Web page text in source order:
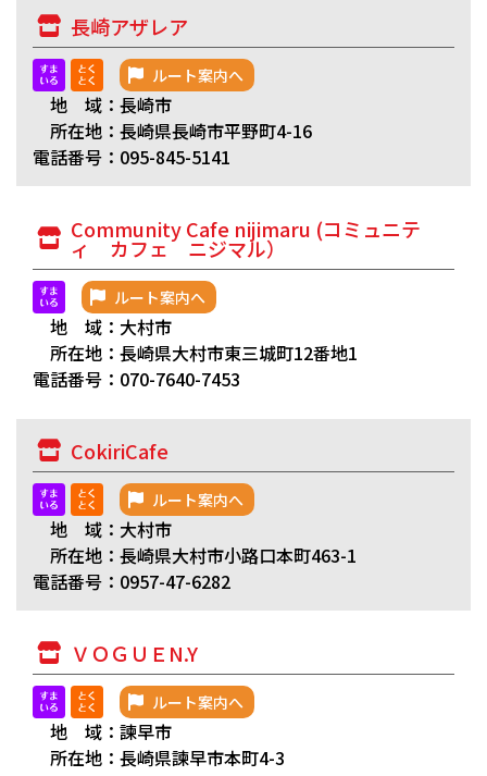
長崎アザレア
ルート案内へ
地 域：長崎市
所在地：長崎県長崎市平野町4-16
電話番号：095-845-5141
Community Cafe nijimaru (コミュニテ
ィ カフェ ニジマル）
ルート案内へ
地 域：大村市
所在地：長崎県大村市東三城町12番地1
電話番号：070-7640-7453
CokiriCafe
ルート案内へ
地 域：大村市
所在地：長崎県大村市小路口本町463-1
電話番号：0957-47-6282
ＶＯＧＵＥN.Y
ルート案内へ
地 域：諫早市
所在地：長崎県諫早市本町4-3